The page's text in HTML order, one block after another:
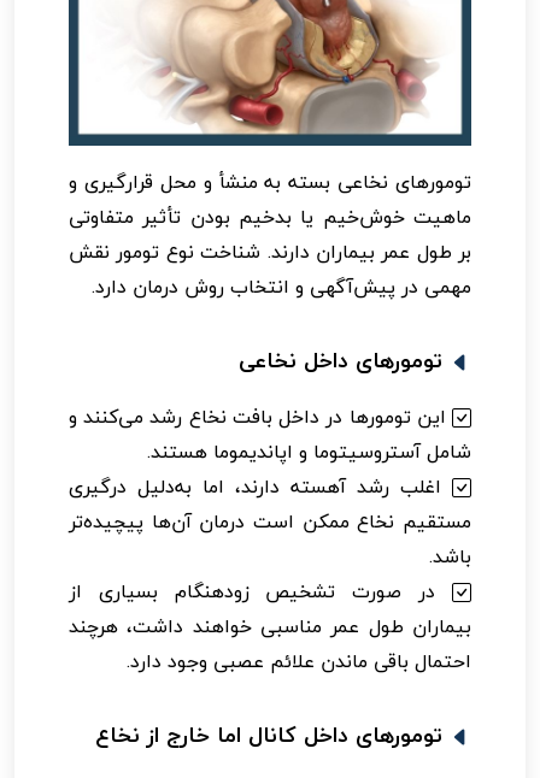
تومورهای نخاعی بسته به منشأ و محل قرارگیری و
ماهیت خوش‌خیم یا بدخیم بودن تأثیر متفاوتی
بر طول عمر بیماران دارند. شناخت نوع تومور نقش
مهمی در پیش‌آگهی و انتخاب روش درمان دارد.
تومورهای داخل نخاعی
این تومورها در داخل بافت نخاع رشد می‌کنند و
شامل آستروسیتوما و اپاندیموما هستند.
اغلب رشد آهسته دارند، اما به‌دلیل درگیری
مستقیم نخاع ممکن است درمان آن‌ها پیچیده‌تر
باشد.
در صورت تشخیص زودهنگام بسیاری از
بیماران طول عمر مناسبی خواهند داشت، هرچند
احتمال باقی ماندن علائم عصبی وجود دارد.
تومورهای داخل کانال اما خارج از نخاع